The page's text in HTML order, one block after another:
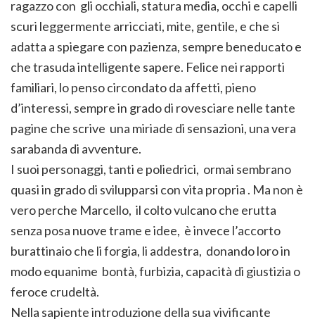
ragazzo con gli occhiali, statura media, occhi e capelli
scuri leggermente arricciati, mite, gentile, e che si
adatta a spiegare con pazienza, sempre beneducato e
che trasuda intelligente sapere. Felice nei rapporti
familiari, lo penso circondato da affetti, pieno
d’interessi, sempre in grado di rovesciare nelle tante
pagine che scrive una miriade di sensazioni, una vera
sarabanda di avventure.
I suoi personaggi, tanti e poliedrici, ormai sembrano
quasi in grado di svilupparsi con vita propria . Ma non è
vero perche Marcello, il colto vulcano che erutta
senza posa nuove trame e idee, è invece l’accorto
burattinaio che li forgia, li addestra, donando loro in
modo equanime bontà, furbizia, capacità di giustizia o
feroce crudeltà.
Nella sapiente introduzione della sua vivificante